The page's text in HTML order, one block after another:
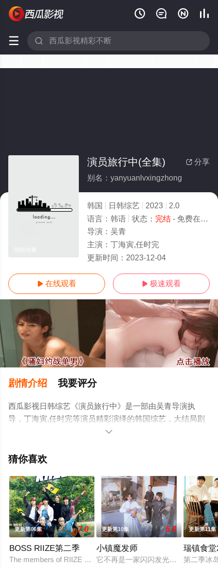
   
 
 分享
演员旅行中(全集)
别名：yanyuanlvxingzhong
韩国 日韩综艺 2023
2.0
语言： 韩语 状态： 完结- 免费在线观看
导演： 吴青
主演： 丁海寅,任时完
更新时间： 2023-12-04
 在线观看  极速观看
剧情介绍 我要评分
西瓜影视日韩综艺《演员旅行中》是一部由吴青导演执
导，丁海寅,任时完等演员精彩演绎的韩国综艺，大结局剧
情已揭晓（完结），手机免费观看高清无删减完整版综艺
视猫或剧情网等平台了解。

猜你喜欢
更新第06集 7.0
BOSS RIIZE第二季
The members of RIIZE embark on a 1-night, 2-day trip to
更新第10集 5.0
小镇魔发师
它不再是一家闪闪发光、转瞬即逝的
更新第11集
瑞镇食堂
第二季冰